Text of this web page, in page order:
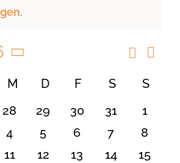
.
Suche
Suche
Monat
M MITTWOCH
D DONNERSTAG
F FREITAG
SSAMSTAG
S
0
Veranstaltungen
28
0
Veranstaltungen
29
0
Veranstaltungen
30
0
31
0
1
0
Veranstaltungen
4
0
Veranstaltungen
5
0
Veranstaltungen
6
0
7
0
8
0
11
0
12
0
13
0
14
0
15